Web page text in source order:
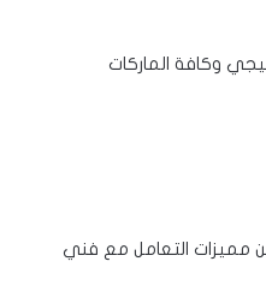
وكافة الماركات
مميزات التعامل مع فني